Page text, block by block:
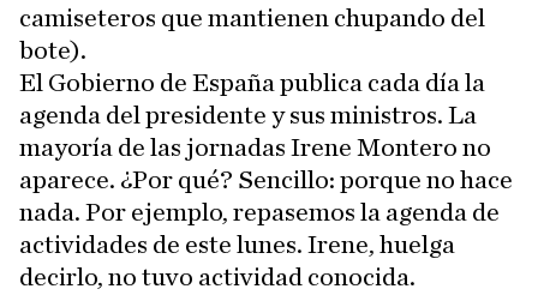
camiseteros que mantienen chupando del
bote).
El Gobierno de España publica cada día la
agenda del presidente y sus ministros. La
mayoría de las jornadas Irene Montero no
aparece. ¿Por qué? Sencillo: porque no hace
nada. Por ejemplo, repasemos la agenda de
actividades de este lunes. Irene, huelga
decirlo, no tuvo actividad conocida.